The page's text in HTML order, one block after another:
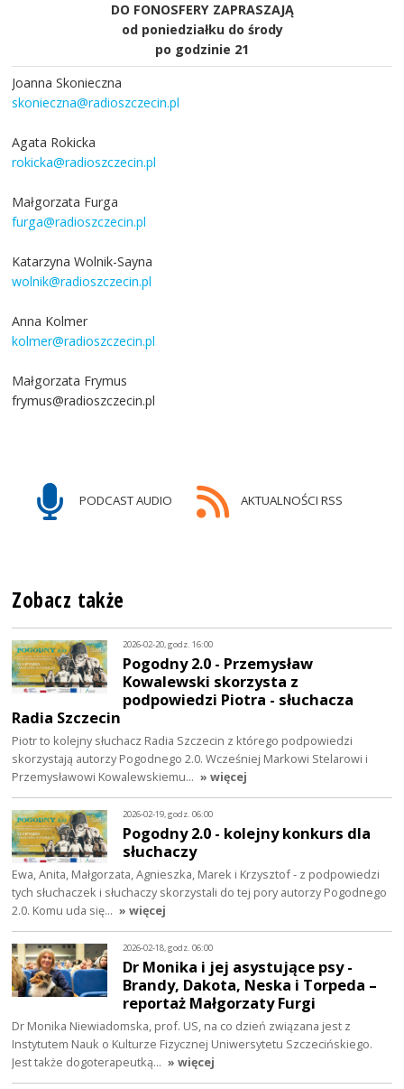
DO FONOSFERY ZAPRASZAJĄ
od poniedziałku do środy
po godzinie 21
Joanna Skonieczna
skonieczna@radioszczecin.pl
Agata Rokicka
rokicka@radioszczecin.pl
Małgorzata Furga
furga@radioszczecin.pl
Katarzyna Wolnik-Sayna
wolnik@radioszczecin.pl
Anna Kolmer
kolmer@radioszczecin.pl
Małgorzata Frymus
frymus@radioszczecin.pl
PODCAST AUDIO AKTUALNOŚCI RSS
Zobacz także
2026-02-20, godz. 16:00
Pogodny 2.0 - Przemysław
Kowalewski skorzysta z
podpowiedzi Piotra - słuchacza
Radia Szczecin
Piotr to kolejny słuchacz Radia Szczecin z którego podpowiedzi
skorzystają autorzy Pogodnego 2.0. Wcześniej Markowi Stelarowi i
Przemysławowi Kowalewskiemu… » więcej
2026-02-19, godz. 06:00
Pogodny 2.0 - kolejny konkurs dla
słuchaczy
Ewa, Anita, Małgorzata, Agnieszka, Marek i Krzysztof - z podpowiedzi
tych słuchaczek i słuchaczy skorzystali do tej pory autorzy Pogodnego
2.0. Komu uda się… » więcej
2026-02-18, godz. 06:00
Dr Monika i jej asystujące psy -
Brandy, Dakota, Neska i Torpeda –
reportaż Małgorzaty Furgi
Dr Monika Niewiadomska, prof. US, na co dzień związana jest z
Instytutem Nauk o Kulturze Fizycznej Uniwersytetu Szczecińskiego.
Jest także dogoterapeutką… » więcej